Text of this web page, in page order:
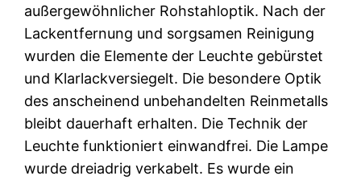
außergewöhnlicher Rohstahloptik. Nach der
Lackentfernung und sorgsamen Reinigung
wurden die Elemente der Leuchte gebürstet
und Klarlackversiegelt. Die besondere Optik
des anscheinend unbehandelten Reinmetalls
bleibt dauerhaft erhalten. Die Technik der
Leuchte funktioniert einwandfrei. Die Lampe
wurde dreiadrig verkabelt. Es wurde ein